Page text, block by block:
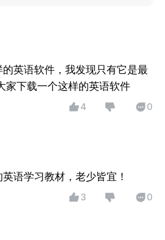
英语软件，我发现只有它是最
家下载一个这样的英语软件
4 0
语学习教材，老少皆宜！
3 0